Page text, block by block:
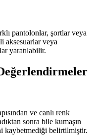
pantolonlar, şortlar veya
aksesuarlar veya
yaratılabilir.
ve canlı renk
sonra bile kumaşın
kaybetmediği belirtilmiştir.